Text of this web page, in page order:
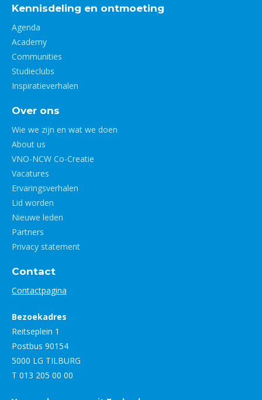
Kennisdeling en ontmoeting
Agenda
Academy
Communities
Studieclubs
Inspiratieverhalen
Over ons
Wie we zijn en wat we doen
About us
VNO-NCW Co-Creatie
Vacatures
Ervaringsverhalen
Lid worden
Nieuwe leden
Partners
Privacy statement
Contact
Contactpagina
Bezoekadres
Reitseplein 1
Postbus 90154
5000 LG TILBURG
T 013 205 00 00